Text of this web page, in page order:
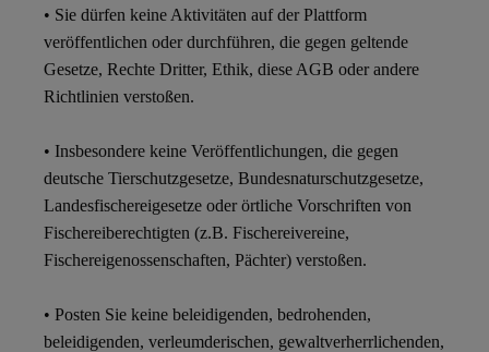
• Sie dürfen keine Aktivitäten auf der Plattform
veröffentlichen oder durchführen, die gegen geltende
Gesetze, Rechte Dritter, Ethik, diese AGB oder andere
Richtlinien verstoßen.
• Insbesondere keine Veröffentlichungen, die gegen
deutsche Tierschutzgesetze, Bundesnaturschutzgesetze,
Landesfischereigesetze oder örtliche Vorschriften von
Fischereiberechtigten (z.B. Fischereivereine,
Fischereigenossenschaften, Pächter) verstoßen.
• Posten Sie keine beleidigenden, bedrohenden,
beleidigenden, verleumderischen, gewaltverherrlichenden,